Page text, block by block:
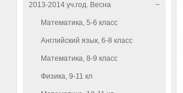
−
2013-2014 уч.год. Весна
Математика, 5-6 класс
Английский язык, 6-8 класс
Математика, 8-9 класс
Физика, 9-11 кл